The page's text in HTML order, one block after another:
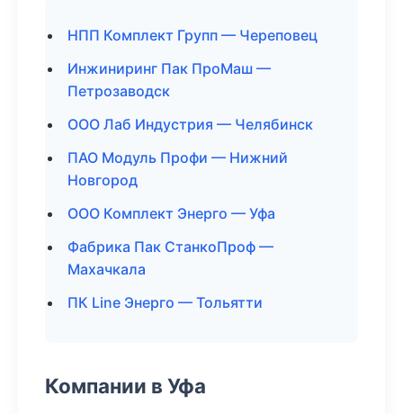
НПП Комплект Групп — Череповец
Инжиниринг Пак ПроМаш —
Петрозаводск
ООО Лаб Индустрия — Челябинск
ПАО Модуль Профи — Нижний
Новгород
ООО Комплект Энерго — Уфа
Фабрика Пак СтанкоПроф —
Махачкала
ПК Line Энерго — Тольятти
Компании в Уфа